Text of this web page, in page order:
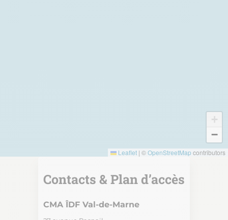
+
−
Leaflet | ©OpenStreetMap contributors
Contacts & Plan d’accès
CMA ÎDF Val-de-Marne